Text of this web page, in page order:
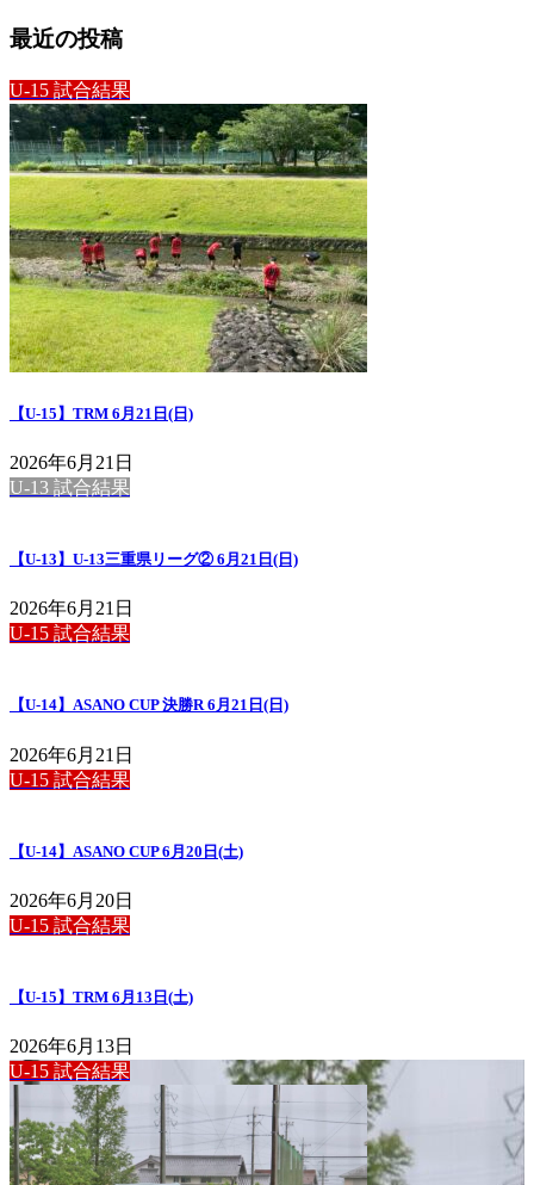
最近の投稿
U-15 試合結果
【U-15】TRM 6月21日(日)
2026年6月21日
U-13 試合結果
【U-13】U-13三重県リーグ② 6月21日(日)
2026年6月21日
U-15 試合結果
【U-14】ASANO CUP 決勝R 6月21日(日)
2026年6月21日
U-15 試合結果
【U-14】ASANO CUP 6月20日(土)
2026年6月20日
U-15 試合結果
【U-15】TRM 6月13日(土)
2026年6月13日
U-15 試合結果